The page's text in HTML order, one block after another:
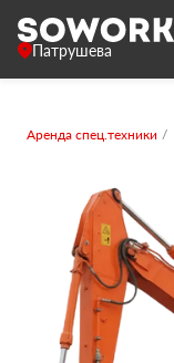
Патрушева
Аренда спец.техники